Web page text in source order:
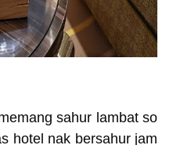
sahur lambat so
hotel nak bersahur jam